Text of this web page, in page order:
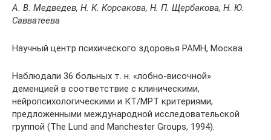
А. В. Медведев, Н. К. Корсакова, Н. П. Щербакова, Н. Ю.
Савватеева
Научный центр психического здоровья РАМН, Москва
Наблюдали 36 больных т. н. «лобно-височной»
деменцией в соответствие с клиническими,
нейропсихологическими и КТ/МРТ критериями,
предложенными международной исследовательской
группой (The Lund and Manchester Groups, 1994).